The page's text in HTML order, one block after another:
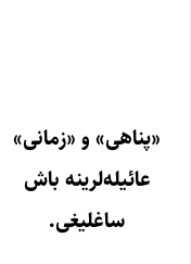
«پناهی» و «زمانی»
عائیله‌لرینه باش
ساغلیغی.